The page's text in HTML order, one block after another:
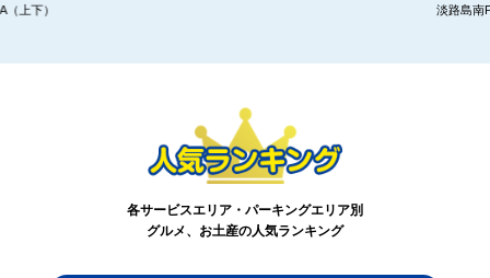
（上下） 淡路島南
各サービスエリア・パーキングエリア別
グルメ、お土産の人気ランキング